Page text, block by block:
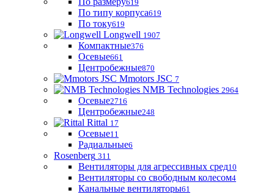
619
По типу корпуса619
По току619
Longwell 1907
Компактные376
Осевые661
Центробежные870
Mmotors JSC 7
NMB Technologies 2964
Осевые2716
Центробежные248
Rittal 17
Осевые11
Радиальные6
Rosenberg 311
Вентиляторы для агрессивных сред10
Вентиляторы со свободным колесом4
Канальные вентиляторы61